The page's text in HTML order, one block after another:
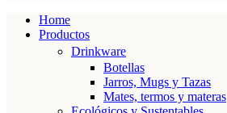
Home
Productos
Drinkware
Botellas
Jarros, Mugs y Tazas
Mates, termos y materas